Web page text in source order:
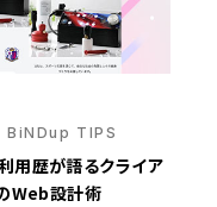
BiNDup TIPS
用歴が語るクライア
Web設計術